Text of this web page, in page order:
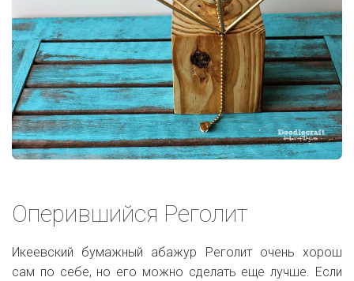
Оперившийся Реголит
Икеевский бумажный абажур Реголит очень хорош
сам по себе, но его можно сделать еще лучше. Если